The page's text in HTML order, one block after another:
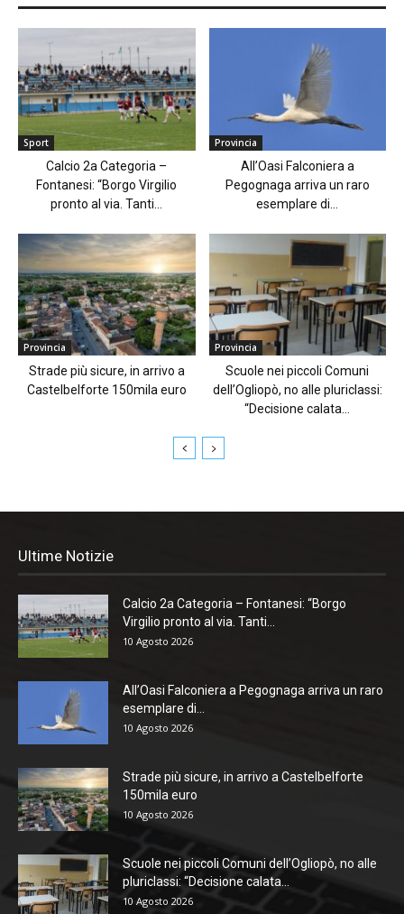
Sport
Calcio 2a Categoria –
Fontanesi: “Borgo Virgilio
pronto al via. Tanti...
Provincia
All’Oasi Falconiera a
Pegognaga arriva un raro
esemplare di...
Provincia
Strade più sicure, in arrivo a
Castelbelforte 150mila euro
Provincia
Scuole nei piccoli Comuni
dell’Ogliopò, no alle pluriclassi:
“Decisione calata...
Ultime Notizie
Calcio 2a Categoria – Fontanesi: “Borgo
Virgilio pronto al via. Tanti...
10 Agosto 2026
All’Oasi Falconiera a Pegognaga arriva un raro
esemplare di...
10 Agosto 2026
Strade più sicure, in arrivo a Castelbelforte
150mila euro
10 Agosto 2026
Scuole nei piccoli Comuni dell’Ogliopò, no alle
pluriclassi: “Decisione calata...
10 Agosto 2026